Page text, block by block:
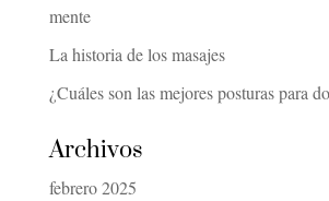
mente
La historia de los masajes
¿Cuáles son las mejores posturas para
Archivos
febrero 2025